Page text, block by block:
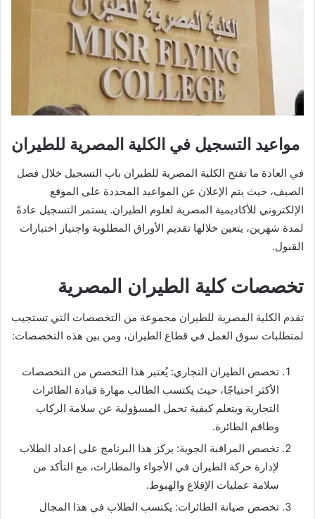
مواعيد التسجيل في الكلية المصرية للطيران
في العادة ما تفتح الكلية المصرية للطيران باب التسجيل خلال فصل
الصيف، حيث يتم الإعلان عن المواعيد المحددة على الموقع
الإلكتروني للأكاديمية المصرية لعلوم الطيران. يستمر التسجيل عادةً
لمدة شهرين، يتعين خلالها تقديم الأوراق المطلوبة واجتياز اختبارات
القبول.
تخصصات كلية الطيران المصرية
تقدم الكلية المصرية للطيران مجموعة من التخصصات التي تستجيب
لمتطلبات سوق العمل في قطاع الطيران، ومن بين هذه التخصصات:
تخصص الطيران التجاري: يُعتبر هذا التخصص من التخصصات
الأكثر احتياجًا، حيث يكتسب الطالب مهارة قيادة الطائرات
التجارية ويتعلم كيفية تحمل المسؤولية عن سلامة الركاب
وطاقم الطائرة.
تخصص المراقبة الجوية: يركز هذا البرنامج على إعداد الطلاب
لإدارة حركة الطيران في الأجواء والمطارات، مع التأكد من
سلامة عمليات الإقلاع والهبوط.
تخصص صيانة الطائرات: يكتسب الطلاب في هذا المجال